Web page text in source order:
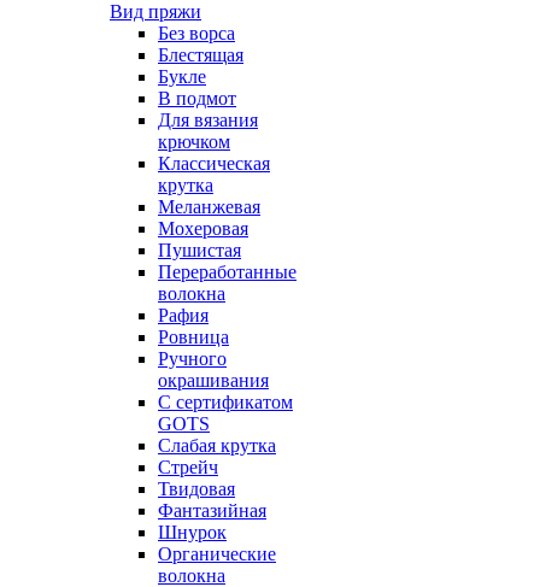
Вид пряжи
Без ворса
Блестящая
Букле
В подмот
Для вязания
крючком
Классическая
крутка
Меланжевая
Мохеровая
Пушистая
Переработанные
волокна
Рафия
Ровница
Ручного
окрашивания
С сертификатом
GOTS
Слабая крутка
Стрейч
Твидовая
Фантазийная
Шнурок
Органические
волокна